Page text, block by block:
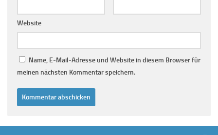
Website
Name, E-Mail-Adresse und Website in diesem Browser für
meinen nächsten Kommentar speichern.